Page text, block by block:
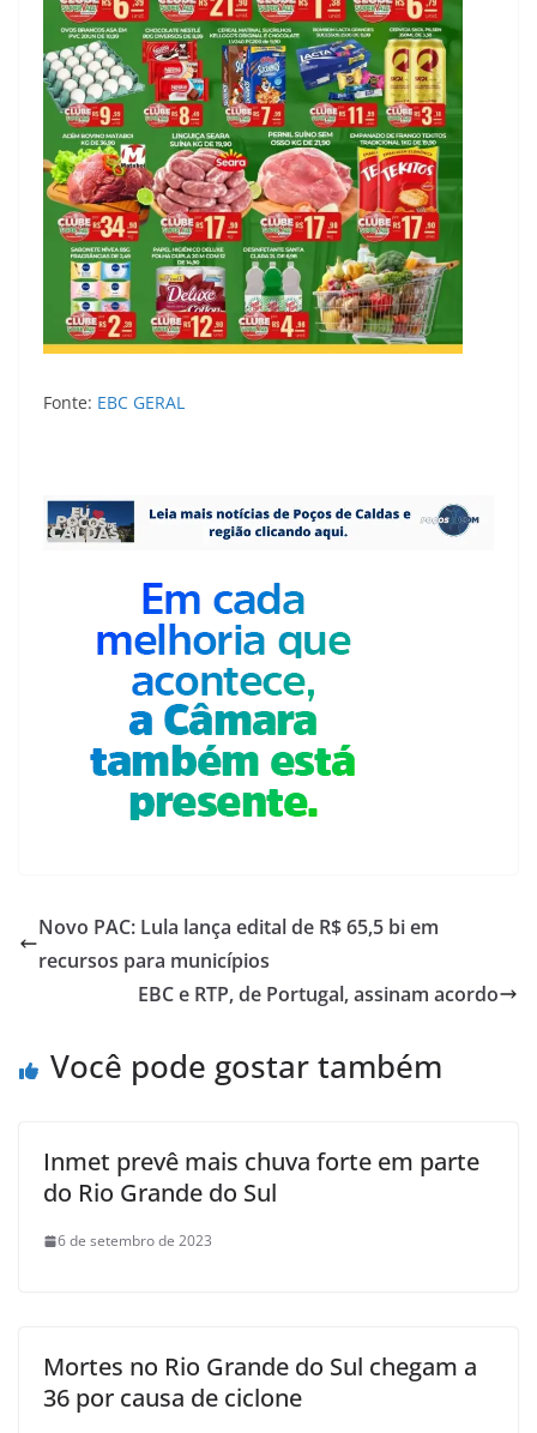
Fonte: EBC GERAL
Novo PAC: Lula lança edital de R$ 65,5 bi em
recursos para municípios
EBC e RTP, de Portugal, assinam acordo
Você pode gostar também
Inmet prevê mais chuva forte em parte
do Rio Grande do Sul
6 de setembro de 2023
Mortes no Rio Grande do Sul chegam a
36 por causa de ciclone